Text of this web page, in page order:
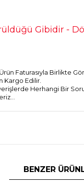
Gibidir -
Faturasıyla Birlikte
Kargo Edilir.
Herhangi Bir
BENZER